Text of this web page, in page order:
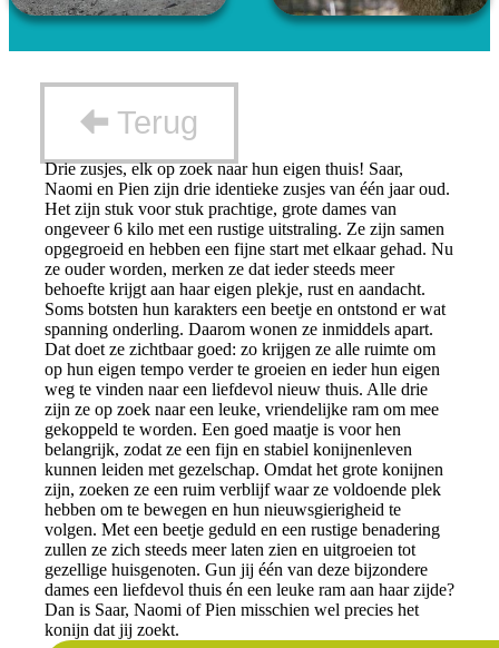
Terug
Drie zusjes, elk op zoek naar hun eigen thuis! Saar,
Naomi en Pien zijn drie identieke zusjes van één jaar oud.
Het zijn stuk voor stuk prachtige, grote dames van
ongeveer 6 kilo met een rustige uitstraling. Ze zijn samen
opgegroeid en hebben een fijne start met elkaar gehad. Nu
ze ouder worden, merken ze dat ieder steeds meer
behoefte krijgt aan haar eigen plekje, rust en aandacht.
Soms botsten hun karakters een beetje en ontstond er wat
spanning onderling. Daarom wonen ze inmiddels apart.
Dat doet ze zichtbaar goed: zo krijgen ze alle ruimte om
op hun eigen tempo verder te groeien en ieder hun eigen
weg te vinden naar een liefdevol nieuw thuis. Alle drie
zijn ze op zoek naar een leuke, vriendelijke ram om mee
gekoppeld te worden. Een goed maatje is voor hen
belangrijk, zodat ze een fijn en stabiel konijnenleven
kunnen leiden met gezelschap. Omdat het grote konijnen
zijn, zoeken ze een ruim verblijf waar ze voldoende plek
hebben om te bewegen en hun nieuwsgierigheid te
volgen. Met een beetje geduld en een rustige benadering
zullen ze zich steeds meer laten zien en uitgroeien tot
gezellige huisgenoten. Gun jij één van deze bijzondere
dames een liefdevol thuis én een leuke ram aan haar zijde?
Dan is Saar, Naomi of Pien misschien wel precies het
konijn dat jij zoekt.